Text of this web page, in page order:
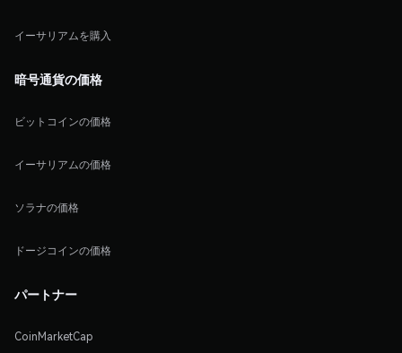
イーサリアムを購入
暗号通貨の価格
ビットコインの価格
イーサリアムの価格
ソラナの価格
ドージコインの価格
パートナー
CoinMarketCap